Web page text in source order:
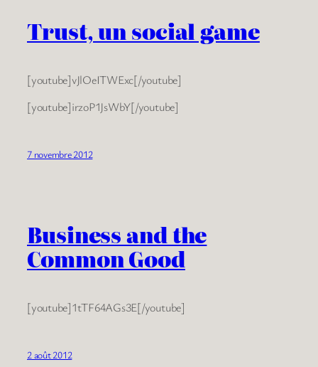
Trust, un social game
[youtube]vJlOeITWExc[/youtube]
[youtube]irzoP1JsWbY[/youtube]
7 novembre 2012
Business and the
Common Good
[youtube]1tTF64AGs3E[/youtube]
2 août 2012